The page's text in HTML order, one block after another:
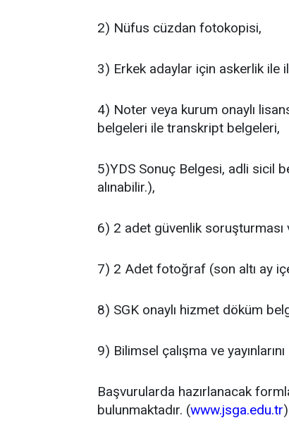
2) Nüfus cüzdan fotokopisi,
3) Erkek adaylar için askerlik ile
4) Noter veya kurum onaylı
belgeleri ile transkript belgeleri,
5)YDS Sonuç Belgesi, adli sicil
alınabilir.),
6) 2 adet güvenlik soruşturması
7) 2 Adet fotoğraf (son altı ay
8) SGK onaylı hizmet döküm
9) Bilimsel çalışma ve
Başvurularda hazırlanacak
bulunmaktadır. (www.jsga.edu.tr)